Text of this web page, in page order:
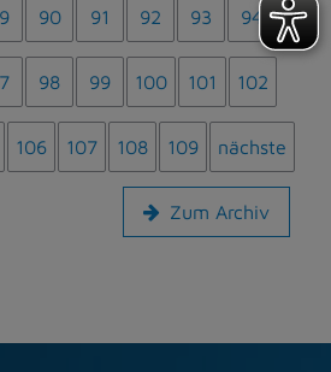
90 91 92 93 94
98 99 100 101 102
106 107 108 109 nächste
Zum Archiv